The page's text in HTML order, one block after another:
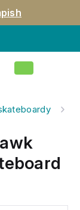
Nákupní